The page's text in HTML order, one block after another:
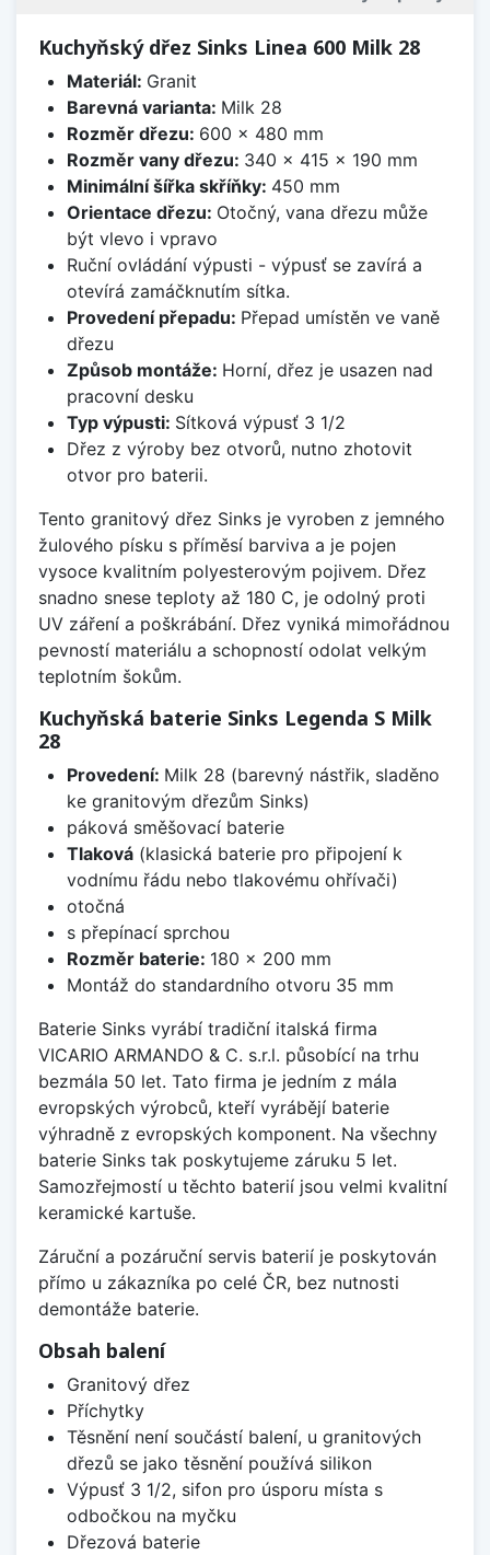
Kuchyňský dřez Sinks Linea 600 Milk 28
Materiál: Granit
Barevná varianta: Milk 28
Rozměr dřezu: 600 x 480 mm
Rozměr vany dřezu: 340 x 415 x 190 mm
Minimální šířka skříňky: 450 mm
Orientace dřezu: Otočný, vana dřezu může
být vlevo i vpravo
Ruční ovládání výpusti - výpusť se zavírá a
otevírá zamáčknutím sítka.
Provedení přepadu: Přepad umístěn ve vaně
dřezu
Způsob montáže: Horní, dřez je usazen nad
pracovní desku
Typ výpusti: Sítková výpusť 3 1/2
Dřez z výroby bez otvorů, nutno zhotovit
otvor pro baterii.
Tento granitový dřez Sinks je vyroben z jemného
žulového písku s příměsí barviva a je pojen
vysoce kvalitním polyesterovým pojivem. Dřez
snadno snese teploty až 180 C, je odolný proti
UV záření a poškrábání. Dřez vyniká mimořádnou
pevností materiálu a schopností odolat velkým
teplotním šokům.
Kuchyňská baterie Sinks Legenda S Milk
28
Provedení: Milk 28 (barevný nástřik, sladěno
ke granitovým dřezům Sinks)
páková směšovací baterie
Tlaková(klasická baterie pro připojení k
vodnímu řádu nebo tlakovému ohřívači)
otočná
s přepínací sprchou
Rozměr baterie: 180 x 200 mm
Montáž do standardního otvoru 35 mm
Baterie Sinks vyrábí tradiční italská firma
VICARIO ARMANDO & C. s.r.l. působící na trhu
bezmála 50 let. Tato firma je jedním z mála
evropských výrobců, kteří vyrábějí baterie
výhradně z evropských komponent. Na všechny
baterie Sinks tak poskytujeme záruku 5 let.
Samozřejmostí u těchto baterií jsou velmi kvalitní
keramické kartuše.
Záruční a pozáruční servis baterií je poskytován
přímo u zákazníka po celé ČR, bez nutnosti
demontáže baterie.
Obsah balení
Granitový dřez
Příchytky
Těsnění není součástí balení, u granitových
dřezů se jako těsnění používá silikon
Výpusť 3 1/2, sifon pro úsporu místa s
odbočkou na myčku
Dřezová baterie